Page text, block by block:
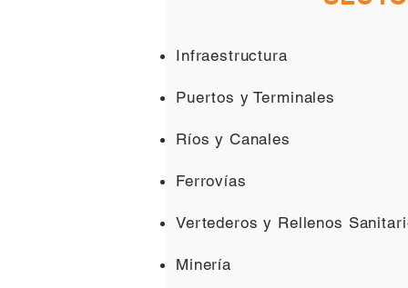
Infraestructura
Puertos y Terminales
Ríos y Canales
Ferrovías
Vertederos y Rellenos
Minería